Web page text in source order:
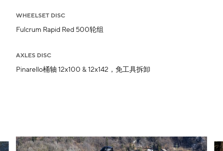
WHEELSET DISC
Fulcrum Rapid Red 500轮组
AXLES DISC
Pinarello桶轴 12x100 & 12x142，免工具拆卸